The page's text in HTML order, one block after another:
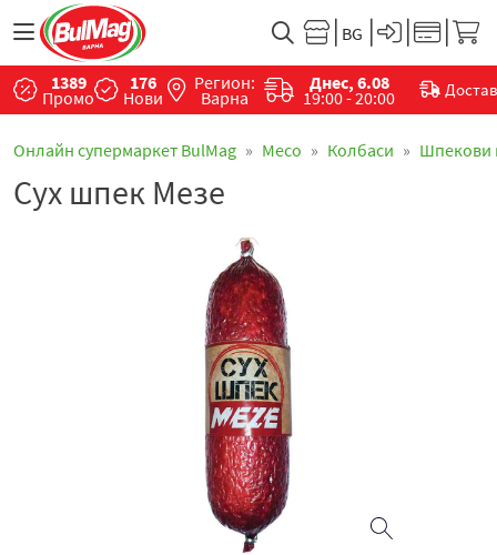
1389
Промо
176
Нови
Регион:
Варна
Днес, 6.08
19:00 - 20:00
Онлайн супермаркет BulMag Месo Колбаси Шпекови
Сух шпек Мезе